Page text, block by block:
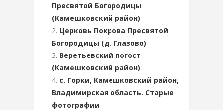
Пресвятой Богородицы
(Камешковский район)
Церковь Покрова Пресвятой
Богородицы (д. Глазово)
Веретьевский погост
(Камешковский район)
с. Горки, Камешковский район,
Владимирская область. Старые
фотографии